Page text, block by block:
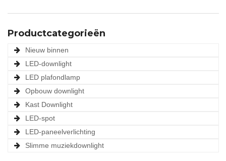
Productcategorieën
Nieuw binnen
LED-downlight
LED plafondlamp
Opbouw downlight
Kast Downlight
LED-spot
LED-paneelverlichting
Slimme muziekdownlight